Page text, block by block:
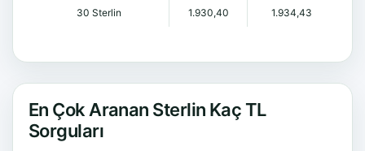
30 Sterlin 1.930,40 1.934,43
En Çok Aranan Sterlin Kaç TL
Sorguları